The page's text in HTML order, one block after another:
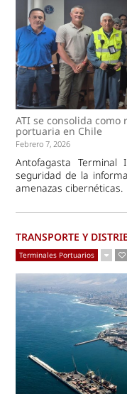
ATI se consolida
portuaria en Chile
Febrero 7, 2026
Antofagasta
seguridad de la
amenazas cibernéticas.
TRANSPORTE Y
Terminales Portuarios